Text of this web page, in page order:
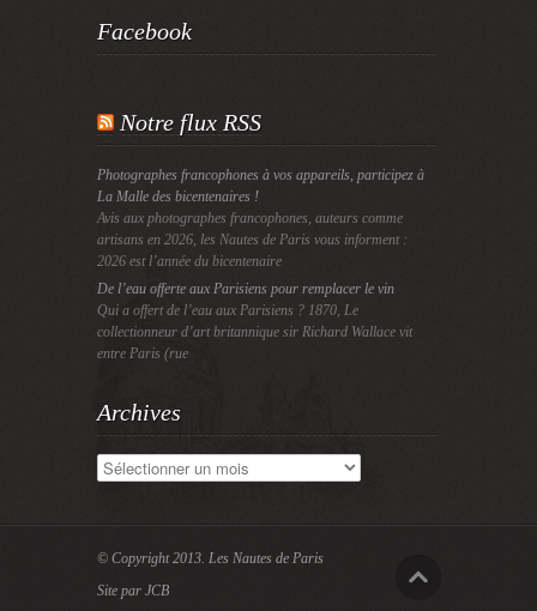
Facebook
Notre flux RSS
Photographes francophones à vos appareils, participez à
La Malle des bicentenaires !
Avis aux photographes francophones, auteurs comme
artisans en 2026, les Nautes de Paris vous informent :
2026 est l’année du bicentenaire
De l’eau offerte aux Parisiens pour remplacer le vin
Qui a offert de l’eau aux Parisiens ? 1870, Le
collectionneur d’art britannique sir Richard Wallace vit
entre Paris (rue
Archives
Archives
© Copyright 2013. Les Nautes de Paris
Site par JCB